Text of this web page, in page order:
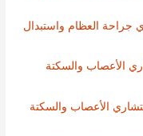
جراحة العظام واستبدال
الأعصاب والسكتة
الأعصاب والسكتة